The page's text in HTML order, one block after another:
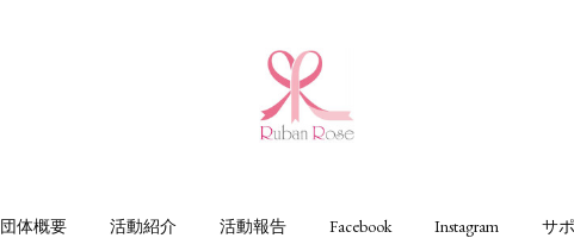
団体概要 活動紹介 活動報告 Facebook Instagram サ